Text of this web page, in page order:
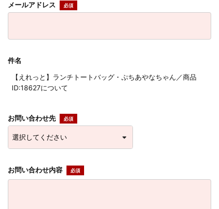
メールアドレス
件名
【えれっと】ランチトートバッグ・ぷちあやなちゃん／商品
ID:18627について
お問い合わせ先
お問い合わせ内容